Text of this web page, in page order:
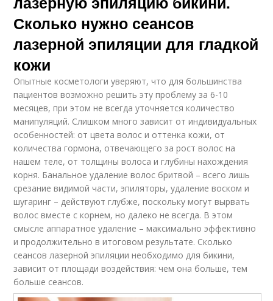
Сколько нужно сеансов
лазерной эпиляции для гладкой
кожи
Опытные косметологи уверяют, что для большинства
пациентов возможно решить эту проблему за 6-10
месяцев, при этом не всегда уточняется количество
манипуляций. Слишком много зависит от индивидуальных
особенностей: от цвета волос и оттенка кожи, от
количества гормона, отвечающего за рост волос на
нашем теле, от толщины волоса и глубины нахождения
корня. Банальное удаление волос бритвой – всего лишь
срезание видимой части, эпиляторы, удаление воском и
шугаринг – действуют глубже, поскольку могут вырвать
волос вместе с корнем, но далеко не всегда. В этом
смысле аппаратное удаление – максимально эффективно
и продолжительно в итоговом результате. Сколько
сеансов лазерной эпиляции необходимо для бикини,
зависит от площади воздействия: чем она больше, тем
больше сеансов.